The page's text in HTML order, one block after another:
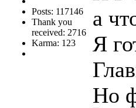
Posts: 117146
Thank you
received: 2716
Karma: 123
а
Я
Но